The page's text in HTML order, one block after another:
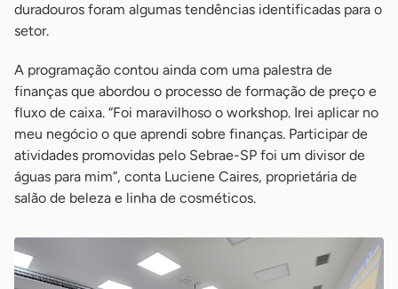
duradouros foram algumas tendências identificadas para o
setor.
A programação contou ainda com uma palestra de
finanças que abordou o processo de formação de preço e
fluxo de caixa. “Foi maravilhoso o workshop. Irei aplicar no
meu negócio o que aprendi sobre finanças. Participar de
atividades promovidas pelo Sebrae-SP foi um divisor de
águas para mim”, conta Luciene Caires, proprietária de
salão de beleza e linha de cosméticos.